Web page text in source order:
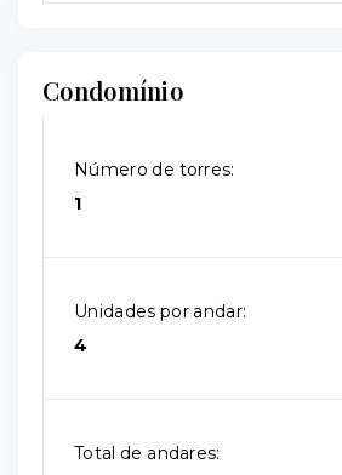
Condomínio
Número de torres:
1
Unidades por andar:
4
Total de andares: